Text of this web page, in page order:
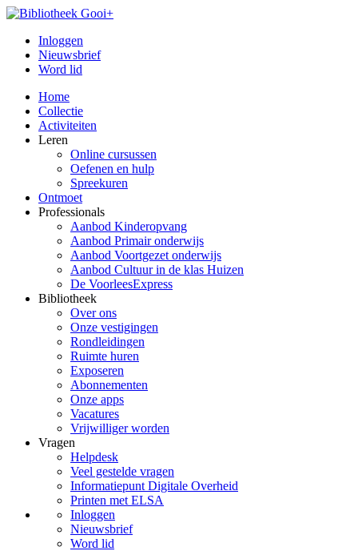
Inloggen
Nieuwsbrief
Word lid
Home
Collectie
Activiteiten
Leren
Online cursussen
Oefenen en hulp
Spreekuren
Ontmoet
Professionals
Aanbod Kinderopvang
Aanbod Primair onderwijs
Aanbod Voortgezet onderwijs
Aanbod Cultuur in de klas Huizen
De VoorleesExpress
Bibliotheek
Over ons
Onze vestigingen
Rondleidingen
Ruimte huren
Exposeren
Abonnementen
Onze apps
Vacatures
Vrijwilliger worden
Vragen
Helpdesk
Veel gestelde vragen
Informatiepunt Digitale Overheid
Printen met ELSA
Inloggen
Nieuwsbrief
Word lid